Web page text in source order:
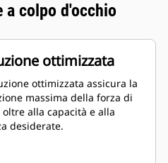
a colpo d'occhio
ottimizzata
ottimizzata assicura la
massima della forza di
alla capacità e alla
desiderate.